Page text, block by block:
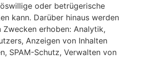
oder betrügerische
kann. Darüber hinaus werden
erhoben: Analytik,
Anzeigen von Inhalten
SPAM-Schutz, Verwalten von